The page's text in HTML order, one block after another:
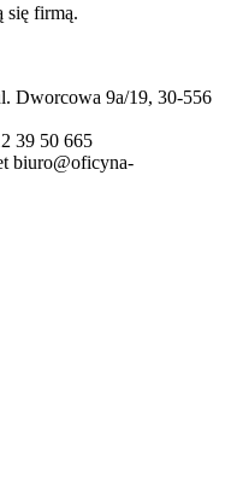
się firmą.
Dworcowa 9a/19, 30-556
39 50 665
biuro@oficyna-